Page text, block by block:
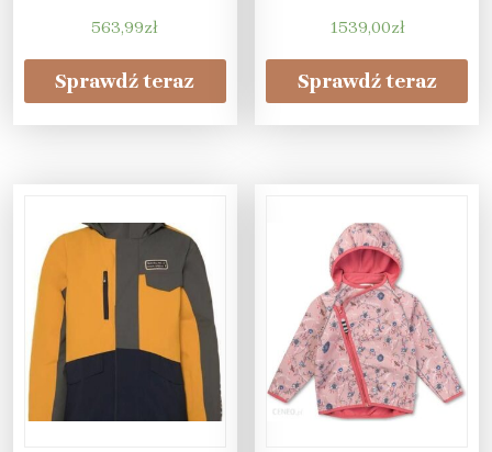
563,99zł
Sprawdź teraz
1539,00zł
Sprawdź teraz